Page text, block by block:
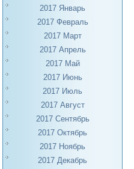
2017 Январь
2017 Февраль
2017 Март
2017 Апрель
2017 Май
2017 Июнь
2017 Июль
2017 Август
2017 Сентябрь
2017 Октябрь
2017 Ноябрь
2017 Декабрь